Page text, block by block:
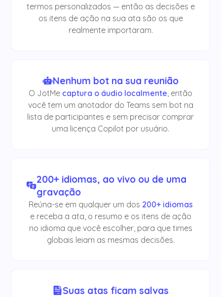
termos personalizados — então as decisões e
os itens de ação na sua ata são os que
realmente importaram.
Nenhum bot na sua reunião
O JotMe captura o áudio localmente , então
você tem um anotador do Teams sem bot na
lista de participantes e sem precisar comprar
uma licença Copilot por usuário.
200+ idiomas, ao vivo ou de uma
gravação
Reúna-se em qualquer um dos 200+ idiomas
e receba a ata, o resumo e os itens de ação
no idioma que você escolher, para que times
globais leiam as mesmas decisões.
Suas atas ficam salvas